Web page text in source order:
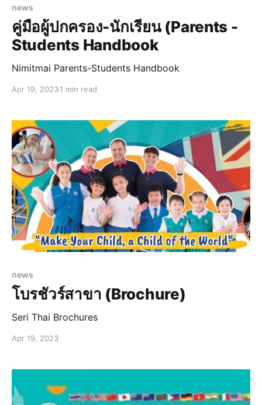
news
คู่มือผู้ปกครอง-นักเรียน (Parents -
Students Handbook
Nimitmai Parents-Students Handbook
Apr 19, 20231 min read
news
โบรชัวร์สาขา (Brochure)
Seri Thai Brochures
Apr 19, 2023